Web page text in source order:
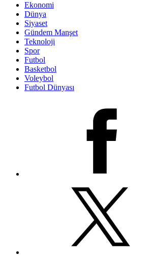
Ekonomi
Dünya
Siyaset
Gündem Manşet
Teknoloji
Spor
Futbol
Basketbol
Voleybol
Futbol Dünyası